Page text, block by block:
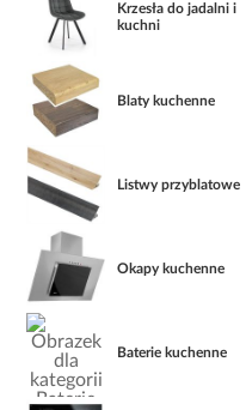
Krzesła do jadalni i
kuchni
Blaty kuchenne
Listwy przyblatowe
Okapy kuchenne
Baterie kuchenne